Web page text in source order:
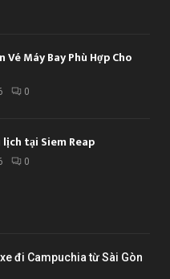
Vé Máy Bay Phù Hợp Cho
0
tại Siem Reap
0
đi Campuchia từ Sài Gòn